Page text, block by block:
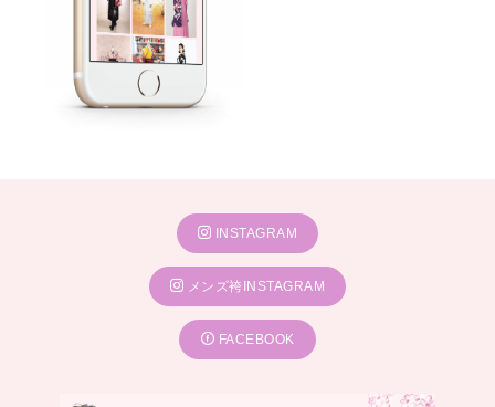
INSTAGRAM
メンズ袴INSTAGRAM
FACEBOOK